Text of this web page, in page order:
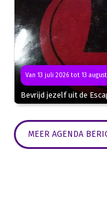
Van 13 juli 2026 tot 13
Bevrijd jezelf uit de
MEER AGENDA